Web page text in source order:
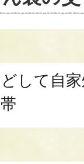
して自